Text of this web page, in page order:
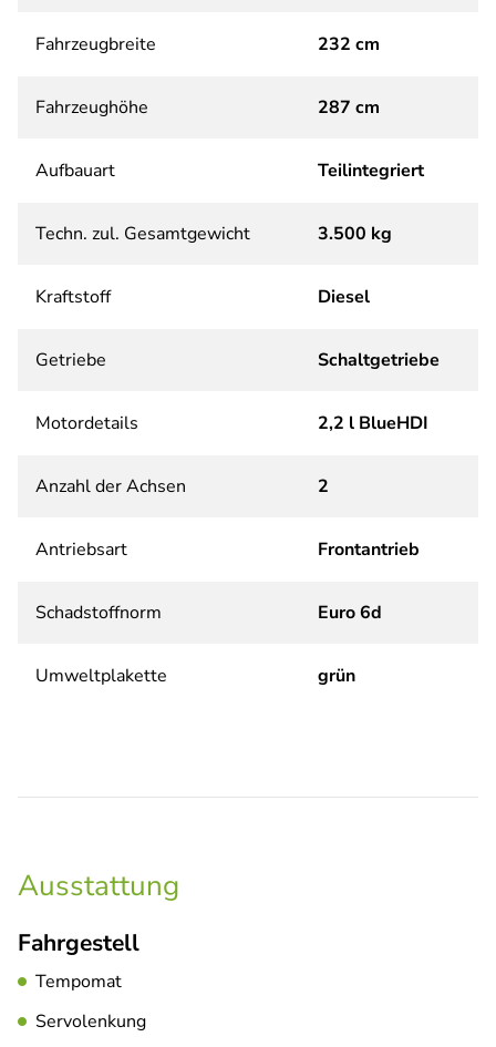
Fahrzeugbreite 232 cm
Fahrzeughöhe 287 cm
Aufbauart Teilintegriert
Techn. zul. Gesamtgewicht 3.500 kg
Kraftstoff Diesel
Getriebe Schaltgetriebe
Motordetails 2,2 l BlueHDI
Anzahl der Achsen 2
Antriebsart Frontantrieb
Schadstoffnorm Euro 6d
Umweltplakette grün
Ausstattung
Fahrgestell
Tempomat
Servolenkung